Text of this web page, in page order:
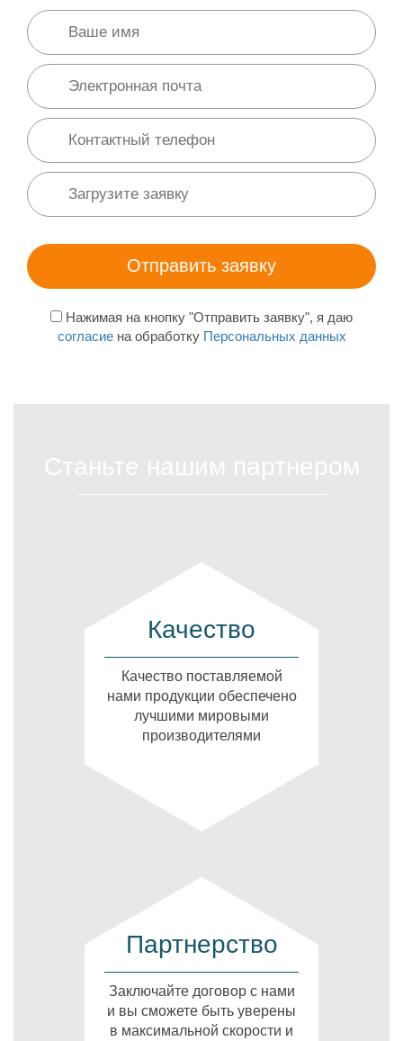
Нажимая на кнопку "Отправить заявку", я даю
согласиена обработку Персональных данных
Качество
Качество поставляемой
нами продукции обеспечено
лучшими мировыми
производителями
Партнерство
Заключайте договор с нами
и вы сможете быть уверены
в максимальной скорости и